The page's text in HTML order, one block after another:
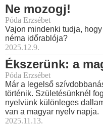
Ne mozogj!
Póda Erzsébet
Vajon mindenki tudja,
néma időrablója?
2025.12.9.
Ékszerünk: a
Póda Erzsébet
Már a legelső
történik. Születésünknél
nyelvünk különleges
van a magyar nyelv napja.
2025.11.13.